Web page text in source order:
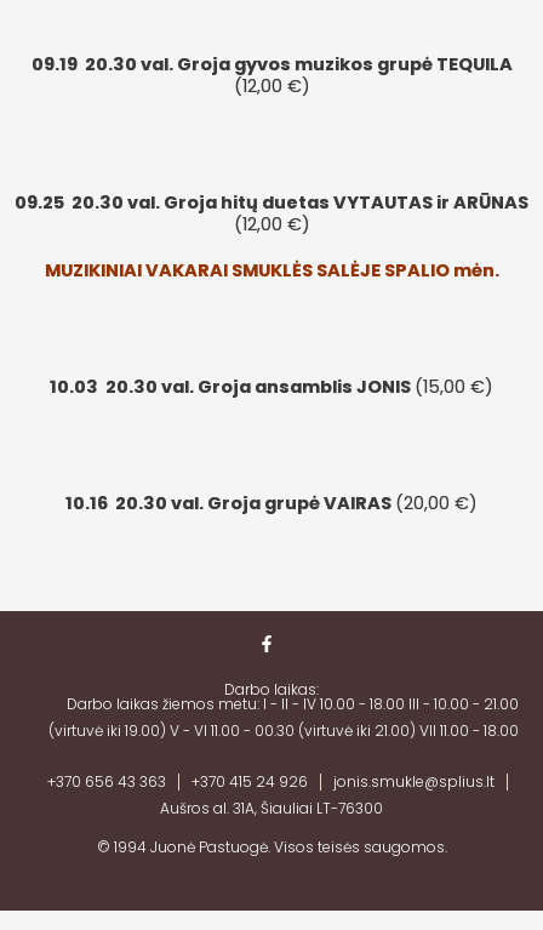
09.1920.30 val. Groja gyvos muzikos grupė TEQUILA
(12,00 €)
09.25 20.30 val. Groja hitų duetas VYTAUTAS ir ARŪNAS
(12,00 €)
MUZIKINIAI VAKARAI SMUKLĖS SALĖJE SPALIOmėn.
10.03 20.30 val. Groja ansamblis JONIS (15,00 €)
10.16 20.30 val. Groja grupė VAIRAS (20,00 €)
© 1994 Juonė Pastuogė.Visos teisės saugomos.
Darbo laikas:
Darbo laikas žiemos metu: I - II - IV 10.00 - 18.00 III - 10.00 - 21.00
(virtuvė iki 19.00) V - VI 11.00 - 00.30 (virtuvė iki 21.00) VII 11.00 - 18.00
+370 656 43 363 +370 415 24 926
jonis.smukle@splius.lt
Aušros al. 31A, Šiauliai LT-76300